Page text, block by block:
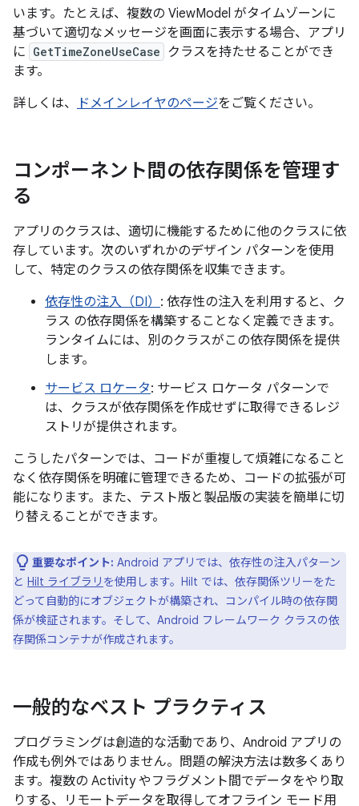
います。たとえば、複数の ViewModel がタイムゾーンに
基づいて適切なメッセージを画面に表示する場合、アプリ
に GetTimeZoneUseCase
クラスを持たせることができ
ます。
詳しくは、
ドメインレイヤのページをご覧ください。
コンポーネント間の依存関係を管理す
る
アプリのクラスは、適切に機能するために他のクラスに依
存しています。次のいずれかのデザイン パターンを使用
して、特定のクラスの依存関係を収集できます。
依存性の注入（DI） : 依存性の注入を利用すると、ク
ラス の依存関係を構築することなく定義できます。
ランタイムには、別のクラスがこの依存関係を提供
します。
サービス ロケータ: サービス ロケータ パターンで
は、クラスが依存関係を作成せずに取得できるレジ
ストリが提供されます。
こうしたパターンでは、コードが重複して煩雑になること
なく依存関係を明確に管理できるため、コードの拡張が可
能になります。また、テスト版と製品版の実装を簡単に切
り替えることができます。
重要なポイント: Android アプリでは、依存性の注入パターン
と Hilt ライブラリ を使用します。Hilt では、依存関係ツリーをた
どって自動的にオブジェクトが構築され、コンパイル時の依存関
係が検証されます。そして、Android フレームワーク クラスの依
存関係コンテナが作成されます。
一般的なベスト プラクティス
プログラミングは創造的な活動であり、Android アプリの
作成も例外ではありません。問題の解決方法は数多くあり
ます。複数の Activity やフラグメント間でデータをやり取
りする、リモートデータを取得してオフライン モード用